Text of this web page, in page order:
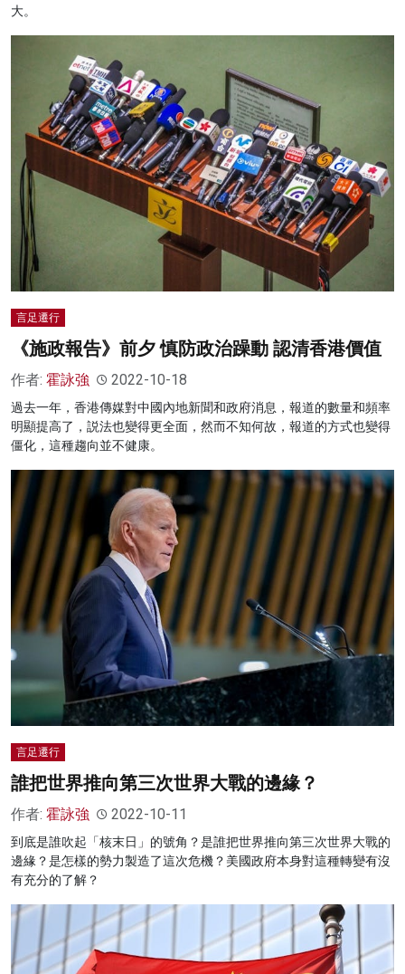
大。
言足遷行
《施政報告》前夕 慎防政治躁動 認清香港價值
作者: 霍詠強 2022-10-18
過去一年，香港傳媒對中國內地新聞和政府消息，報道的數量和頻率
明顯提高了，説法也變得更全面，然而不知何故，報道的方式也變得
僵化，這種趨向並不健康。
言足遷行
誰把世界推向第三次世界大戰的邊緣？
作者: 霍詠強 2022-10-11
到底是誰吹起「核末日」的號角？是誰把世界推向第三次世界大戰的
邊緣？是怎樣的勢力製造了這次危機？美國政府本身對這種轉變有沒
有充分的了解？